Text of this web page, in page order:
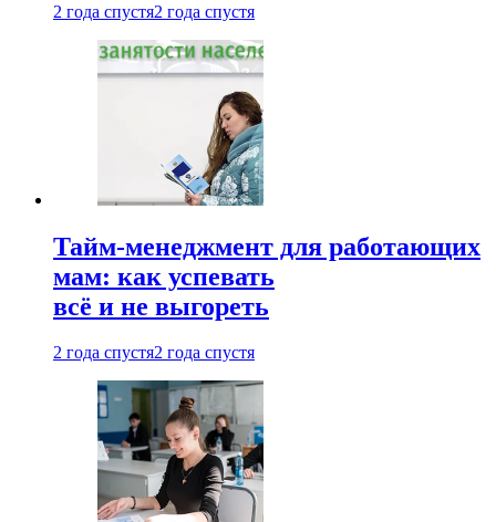
2 года спустя2 года спустя
Тайм-менеджмент для работающих
мам: как успевать
всё и не выгореть
2 года спустя2 года спустя